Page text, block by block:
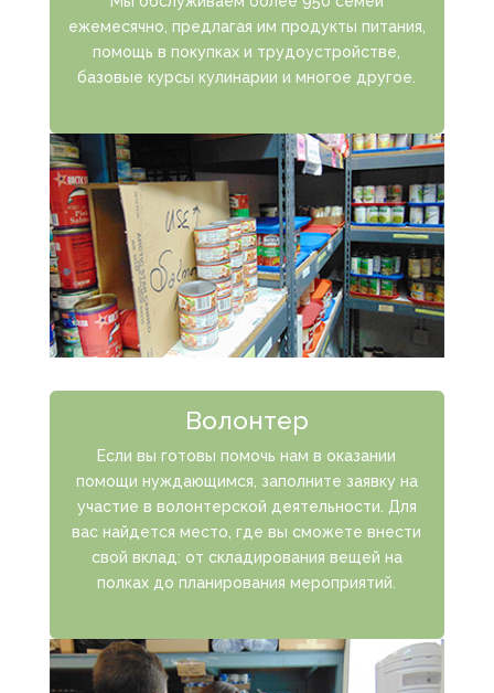
ежемесячно, предлагая им продукты питания,
помощь в покупках и трудоустройстве,
базовые курсы кулинарии и многое другое.
Волонтер
Если вы готовы помочь нам в оказании
помощи нуждающимся, заполните заявку на
участие в волонтерской деятельности. Для
вас найдется место, где вы сможете внести
свой вклад: от складирования вещей на
полках до планирования мероприятий.